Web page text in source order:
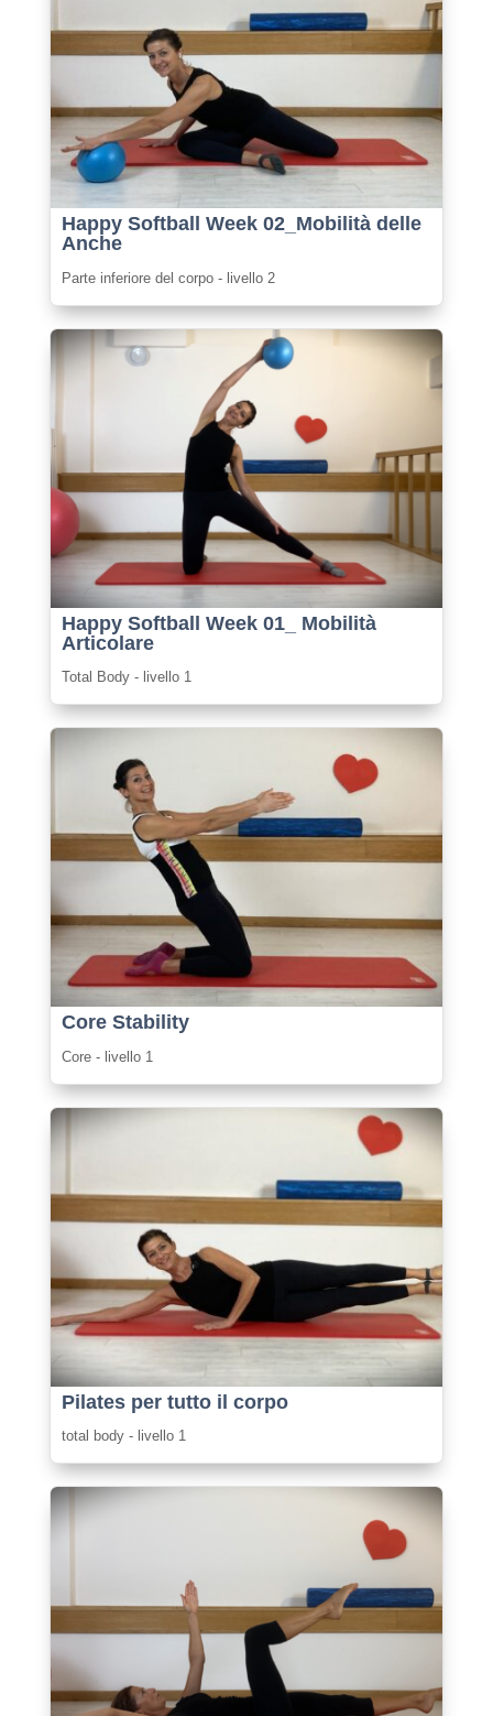
Happy Softball Week 02_Mobilità delle
Anche
Parte inferiore del corpo - livello 2
Happy Softball Week 01_ Mobilità
Articolare
Total Body - livello 1
Core Stability
Core - livello 1
Pilates per tutto il corpo
total body - livello 1